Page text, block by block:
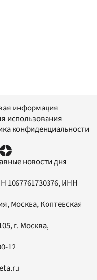
информация
использования
конфиденциальности
новости дня
1067761730376, ИНН
Москва, Коптевская
, г. Москва,
12